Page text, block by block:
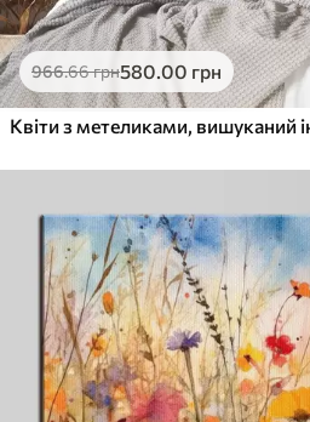
966.66грн580.00 грн